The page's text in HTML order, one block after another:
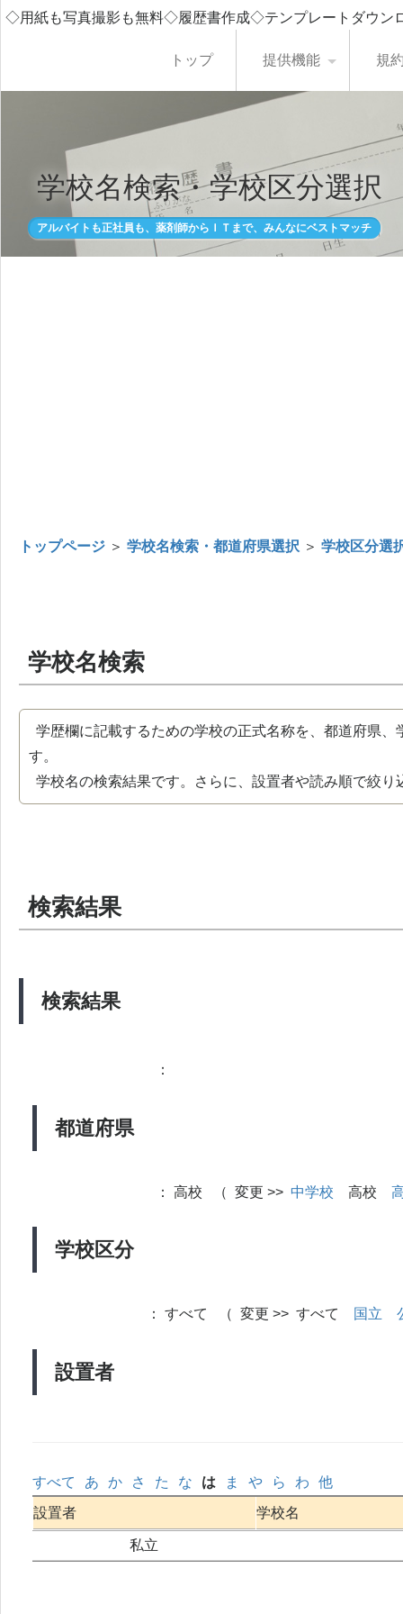
◇用紙も写真撮影も無料◇履歴書作成◇テンプレートダウ
トップ 提供機能 規
学校名検索・学校区分選択
アルバイトも正社員も、薬剤師からＩＴまで、みんなにベストマッチ
トップページ ＞ 学校名検索・都道府県選択 ＞ 学校区分選
学校名検索
学歴欄に記載するための学校の正式名称を、都道府県
す。
学校名の検索結果です。さらに、設置者や読み順で絞り
検索結果
検索結果
都道府県
：
学校区分
： 高校 （ 変更 >> 中学校 高校
設置者
： すべて （ 変更 >> すべて 国立
すべて あ か さ た な は ま や ら わ
他
設置者
学校名
私立